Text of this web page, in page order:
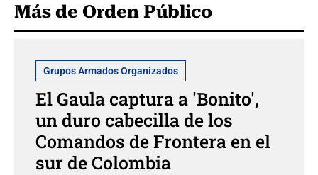
Más de Orden Público
Grupos Armados Organizados
El Gaula captura a 'Bonito',
un duro cabecilla de los
Comandos de Frontera en el
sur de Colombia